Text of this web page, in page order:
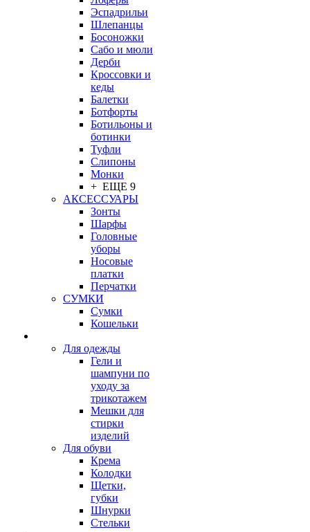
Эспадрильи
Шлепанцы
Босоножки
Сабо и мюли
Дерби
Кроссовки и
кеды
Балетки
Ботфорты
Ботильоны и
ботинки
Туфли
Слипоны
Монки
+ ЕЩЕ 9
АКСЕССУАРЫ
Зонты
Шарфы
Головные
уборы
Носовые
платки
Перчатки
СУМКИ
Сумки
Кошельки
Для одежды
Гели и
шампуни по
уходу за
трикотажем
Мешки для
стирки
изделий
Для обуви
Крема
Колодки
Щетки,
губки
Шнурки
Стельки